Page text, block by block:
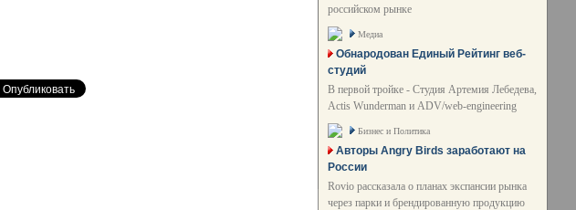
российском рынке
Медиа
Обнародован Единый Рейтинг веб-
студий
В первой тройке - Студия Артемия Лебедева,
Actis Wunderman и ADV/web-engineering
Бизнес и Политика
Авторы Angry Birds заработают на
России
Rovio рассказала о планах экспансии рынка
через парки и брендированную продукцию